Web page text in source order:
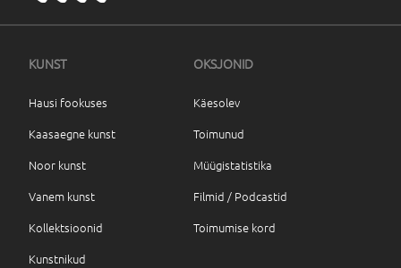
KUNST
Hausi fookuses
Kaasaegne kunst
Noor kunst
Vanem kunst
Kollektsioonid
Kunstnikud
OKSJONID
Käesolev
Toimunud
Müügistatistika
Filmid / Podcastid
Toimumise kord